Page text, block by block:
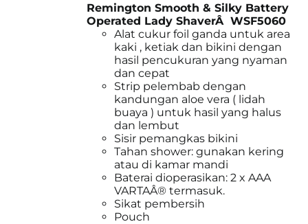
Remington Smooth & Silky Battery
Operated Lady ShaverÂ WSF5060
Alat cukur foil ganda untuk area
kaki , ketiak dan bikini dengan
hasil pencukuran yang nyaman
dan cepat
Strip pelembab dengan
kandungan aloe vera ( lidah
buaya ) untuk hasil yang halus
dan lembut
Sisir pemangkas bikini
Tahan shower: gunakan kering
atau di kamar mandi
Baterai dioperasikan: 2 x AAA
VARTAÂ® termasuk.
Sikat pembersih
Pouch